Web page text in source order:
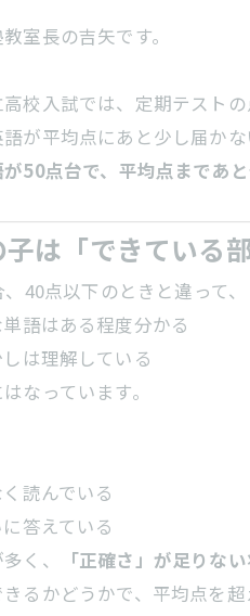
室長の吉矢です。
校入試では、定期テスト
が平均点にあと少し届か
50点台で、平均点まであ
は「できている
40点以下のときと違って、
語はある程度分かる
は理解している
なっています。
読んでいる
答えている
く、
「正確さ」が足りな
るかどうかで、平均点を超